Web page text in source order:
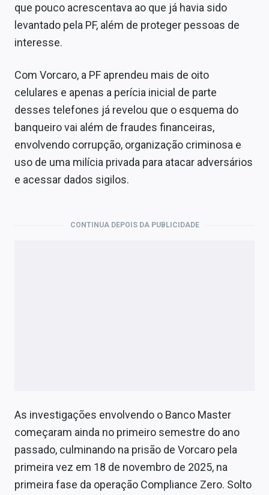
que pouco acrescentava ao que já havia sido
levantado pela PF, além de proteger pessoas de
interesse.
Com Vorcaro, a PF aprendeu mais de oito
celulares e apenas a perícia inicial de parte
desses telefones já revelou que o esquema do
banqueiro vai além de fraudes financeiras,
envolvendo corrupção, organização criminosa e
uso de uma milícia privada para atacar adversários
e acessar dados sigilos.
CONTINUA DEPOIS DA PUBLICIDADE
As investigações envolvendo o Banco Master
começaram ainda no primeiro semestre do ano
passado, culminando na prisão de Vorcaro pela
primeira vez em 18 de novembro de 2025, na
primeira fase da operação Compliance Zero. Solto